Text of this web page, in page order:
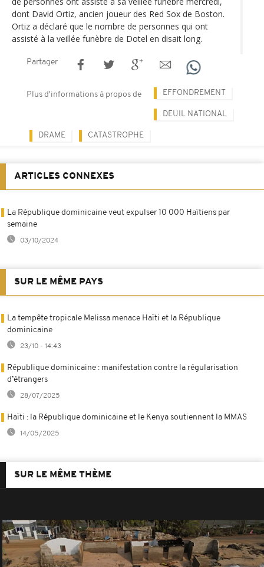
dont David Ortiz, ancien joueur des Red Sox de Boston.
Ortiz a déclaré que le nombre de personnes qui ont
assisté à la veillée funèbre de Dotel en disait long.
Partager
Plus d'informations à propos de EFFONDREMENT
DEUIL NATIONAL
DRAME CATASTROPHE
ARTICLES CONNEXES
La République dominicaine veut expulser 10 000 Haïtiens par
semaine
03/10/2024
SUR LE MÊME PAYS
La tempête tropicale Melissa menace Haïti et la République
dominicaine
23/10 - 14:43
République dominicaine : manifestation contre la régularisation
d’étrangers
28/07/2025
Haïti : la République dominicaine et le Kenya soutiennent la MMAS
14/05/2025
SUR LE MÊME THÈME